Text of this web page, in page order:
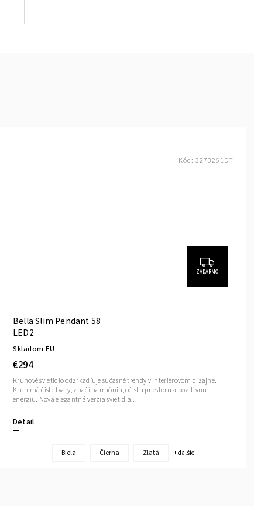
ZADARMO
Bella Slim Pendant 58
LED2
Skladom EU
€294
Detail
Kruhové svietidlo odzrkadľuje súčasné trendy v interiérovom dizajne.
Kruh má čisté tvary, značí harmóniu, očistu priestoru a pozitívnu
energiu. Nová elegantná verzia svietidla...
Biela Čierna Zlatá + ďalšie
Kód: 3273251DT